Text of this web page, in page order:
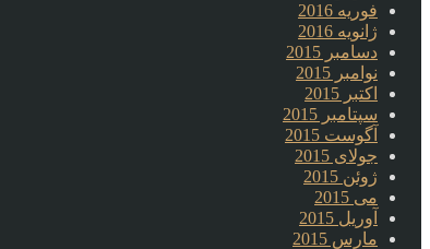
فوریه 2016
ژانویه 2016
دسامبر 2015
نوامبر 2015
اکتبر 2015
سپتامبر 2015
آگوست 2015
جولای 2015
ژوئن 2015
می 2015
آوریل 2015
مارس 2015